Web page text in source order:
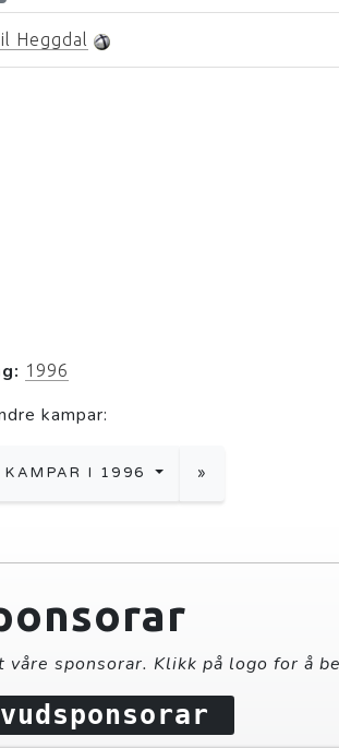
Heggdal
1996
kampar:
KAMPAR I 1996 »
våre sponsorar. Klikk på logo for å